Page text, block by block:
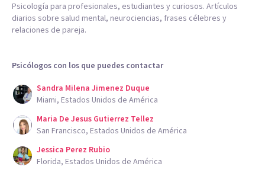
Psicología para profesionales, estudiantes y curiosos. Artículos
diarios sobre salud mental, neurociencias, frases célebres y
relaciones de pareja.
Psicólogos con los que puedes contactar
Sandra Milena Jimenez Duque
Miami, Estados Unidos de América
Maria De Jesus Gutierrez Tellez
San Francisco, Estados Unidos de América
Jessica Perez Rubio
Florida, Estados Unidos de América